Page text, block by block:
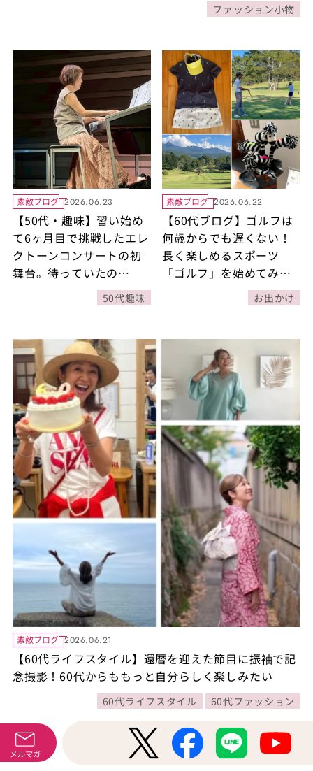
ファッション小物
素敵ブログ 2026.06.23
【50代・趣味】習い始め
て6ヶ月目で挑戦したエレ
クトーンコンサートの初
舞台。待っていたの
50代趣味
素敵ブログ 2026.06.22
【60代ブログ】ゴルフは
何歳からでも遅くない！
長く楽しめるスポーツ
「ゴルフ」を始めてみま
お出かけ
素敵ブログ 2026.06.21
【60代ライフスタイル】還暦を迎えた節目に振袖で記
念撮影！60代からももっと自分らしく楽しみたい
60代ライフスタイル 60代ファッション
メルマガ